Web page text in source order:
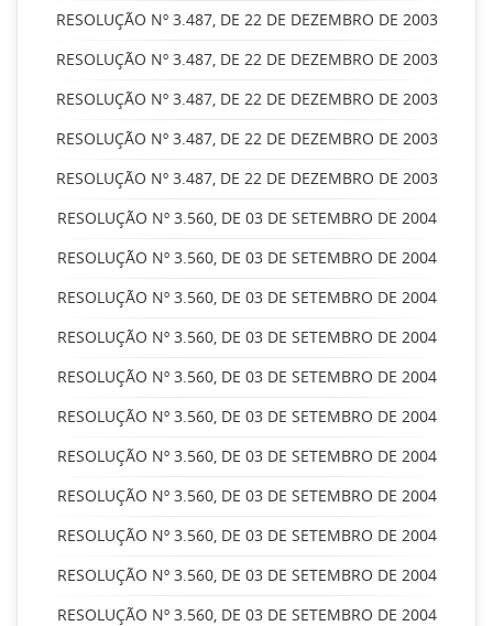
RESOLUÇÃO Nº 3.487, DE 22 DE DEZEMBRO DE 2003
RESOLUÇÃO Nº 3.487, DE 22 DE DEZEMBRO DE 2003
RESOLUÇÃO Nº 3.487, DE 22 DE DEZEMBRO DE 2003
RESOLUÇÃO Nº 3.487, DE 22 DE DEZEMBRO DE 2003
RESOLUÇÃO Nº 3.487, DE 22 DE DEZEMBRO DE 2003
RESOLUÇÃO Nº 3.560, DE 03 DE SETEMBRO DE 2004
RESOLUÇÃO Nº 3.560, DE 03 DE SETEMBRO DE 2004
RESOLUÇÃO Nº 3.560, DE 03 DE SETEMBRO DE 2004
RESOLUÇÃO Nº 3.560, DE 03 DE SETEMBRO DE 2004
RESOLUÇÃO Nº 3.560, DE 03 DE SETEMBRO DE 2004
RESOLUÇÃO Nº 3.560, DE 03 DE SETEMBRO DE 2004
RESOLUÇÃO Nº 3.560, DE 03 DE SETEMBRO DE 2004
RESOLUÇÃO Nº 3.560, DE 03 DE SETEMBRO DE 2004
RESOLUÇÃO Nº 3.560, DE 03 DE SETEMBRO DE 2004
RESOLUÇÃO Nº 3.560, DE 03 DE SETEMBRO DE 2004
RESOLUÇÃO Nº 3.560, DE 03 DE SETEMBRO DE 2004